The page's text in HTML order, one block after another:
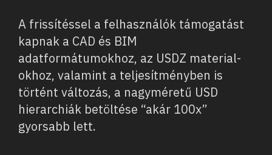
A frissítéssel a felhasználók támogatást
kapnak a CAD és BIM
adatformátumokhoz, az USDZ material-
okhoz, valamint a teljesítményben is
történt változás, a nagyméretű USD
hierarchiák betöltése “akár 100x”
gyorsabb lett.